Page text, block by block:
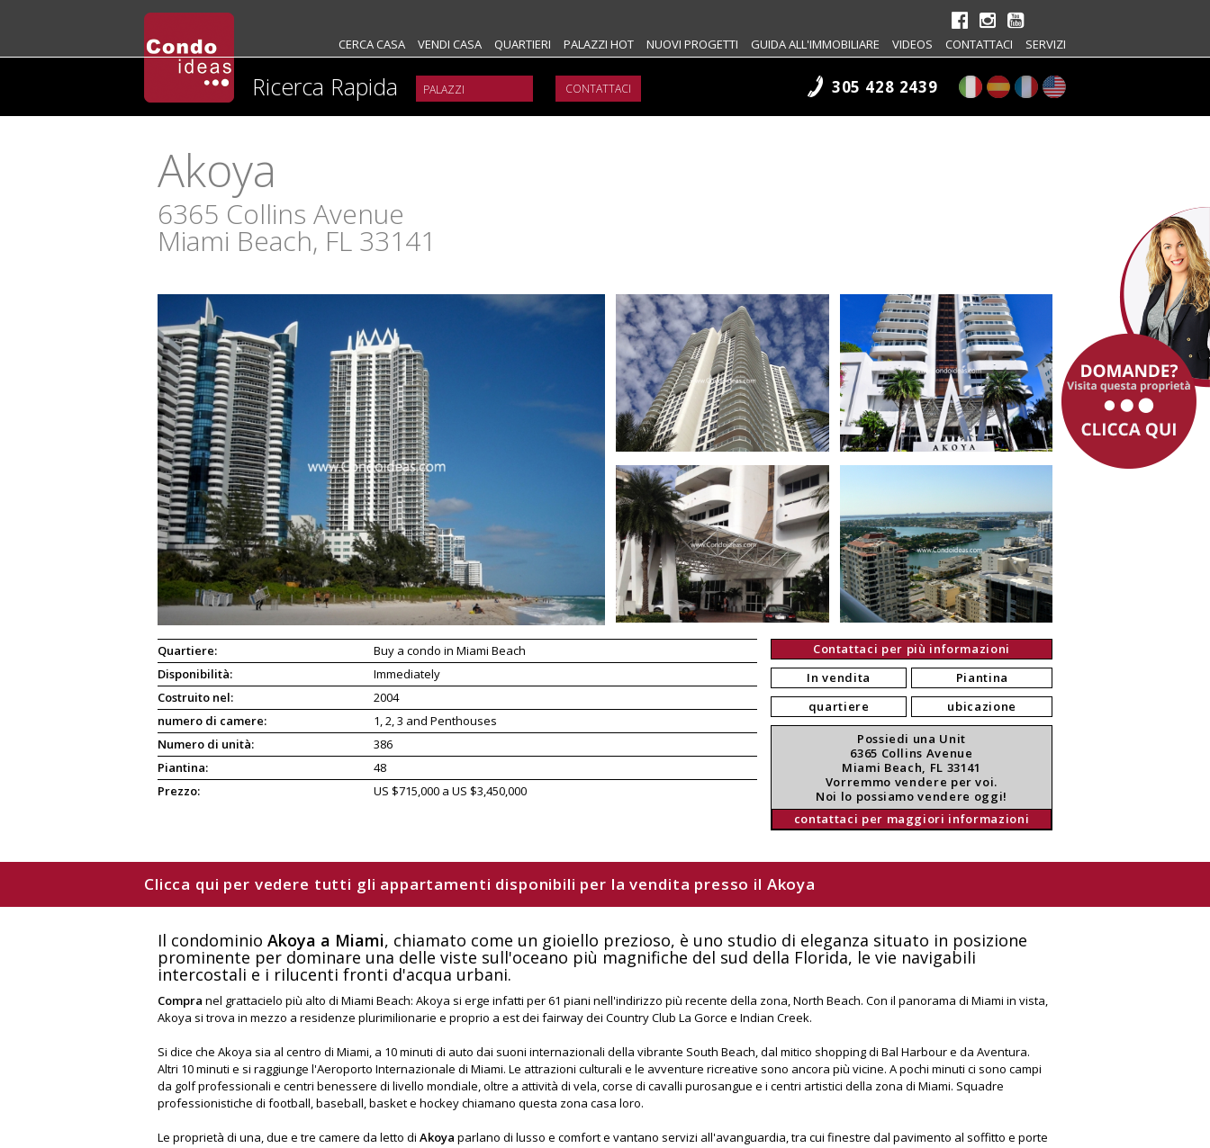
CERCA CASA VENDI CASA QUARTIERI PALAZZI HOT NUOVI PROGETTI GUIDA ALL'IMMOBILIARE VIDEOS CONTATTACI SERVIZI
Ricerca Rapida CONTATTACI 305 428 2439
Akoya
6365 Collins Avenue
Miami Beach, FL 33141
Quartiere:
Buy a condo in Miami Beach
Disponibilità:
Immediately
Costruito nel:
2004
numero di camere:
1, 2, 3 and Penthouses
Numero di unità:
386
Piantina:
48
Prezzo:
US $715,000 a US $3,450,000
Contattaci per più informazioni
In vendita
quartiere
Piantina
ubicazione
Possiedi una Unit
6365 Collins Avenue
Miami Beach, FL 33141
Vorremmo vendere per voi.
Noi lo possiamo vendere oggi!
contattaci per maggiori informazioni
Clicca qui per vedere tutti gli appartamenti disponibili per la vendita presso il Akoya
Il condominio Akoya a Miami, chiamato come un gioiello prezioso, è uno studio di eleganza situato in posizione
prominente per dominare una delle viste sull'oceano più magnifiche del sud della Florida, le vie navigabili
intercostali e i rilucenti fronti d'acqua urbani.
Compra nel grattacielo più alto di Miami Beach: Akoya si erge infatti per 61 piani nell'indirizzo più recente della zona, North Beach. Con il panorama di Miami in vista,
Akoya si trova in mezzo a residenze plurimilionarie e proprio a est dei fairway dei Country Club La Gorce e Indian Creek.
Si dice che Akoya sia al centro di Miami, a 10 minuti di auto dai suoni internazionali della vibrante South Beach, dal mitico shopping di Bal Harbour e da Aventura.
Altri 10 minuti e si raggiunge l'Aeroporto Internazionale di Miami. Le attrazioni culturali e le avventure ricreative sono ancora più vicine. A pochi minuti ci sono campi
da golf professionali e centri benessere di livello mondiale, oltre a attività di vela, corse di cavalli purosangue e i centri artistici della zona di Miami. Squadre
professionistiche di football, baseball, basket e hockey chiamano questa zona casa loro.
Le proprietà di una, due e tre camere da letto di Akoya parlano di lusso e comfort e vantano servizi all'avanguardia, tra cui finestre dal pavimento al soffitto e porte